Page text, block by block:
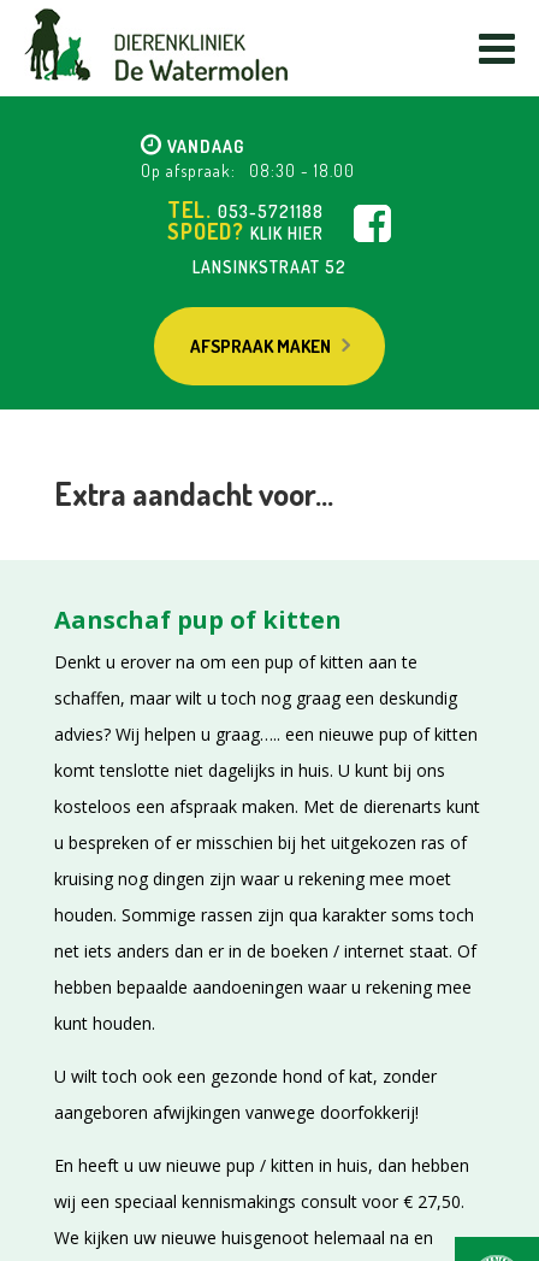
VANDAAG
Op afspraak:
08:30 -18.00
TEL. 053-5721188
SPOED? KLIK HIER
LANSINKSTRAAT 52
AFSPRAAK MAKEN
Extra aandacht voor…
Aanschaf pup of kitten
Denkt u erover na om een pup of kitten aan te
schaffen, maar wilt u toch nog graag een deskundig
advies? Wij helpen u graag….. een nieuwe pup of kitten
komt tenslotte niet dagelijks in huis. U kunt bij ons
kosteloos een afspraak maken. Met de dierenarts kunt
u bespreken of er misschien bij het uitgekozen ras of
kruising nog dingen zijn waar u rekening mee moet
houden. Sommige rassen zijn qua karakter soms toch
net iets anders dan er in de boeken / internet staat. Of
hebben bepaalde aandoeningen waar u rekening mee
kunt houden.
U wilt toch ook een gezonde hond of kat, zonder
aangeboren afwijkingen vanwege doorfokkerij!
En heeft u uw nieuwe pup / kitten in huis, dan hebben
wij een speciaal kennismakings consult voor € 27,50.
We kijken uw nieuwe huisgenoot helemaal na en